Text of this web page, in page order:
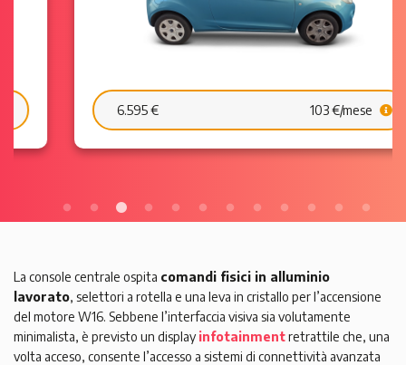
6.595 € 103 €/mese
La console centrale ospita comandi fisici in alluminio
lavorato, selettori a rotella e una leva in cristallo per l’accensione
del motore W16. Sebbene l’interfaccia visiva sia volutamente
minimalista, è previsto un displayinfotainmentretrattile che, una
volta acceso, consente l’accesso a sistemi di connettività avanzata